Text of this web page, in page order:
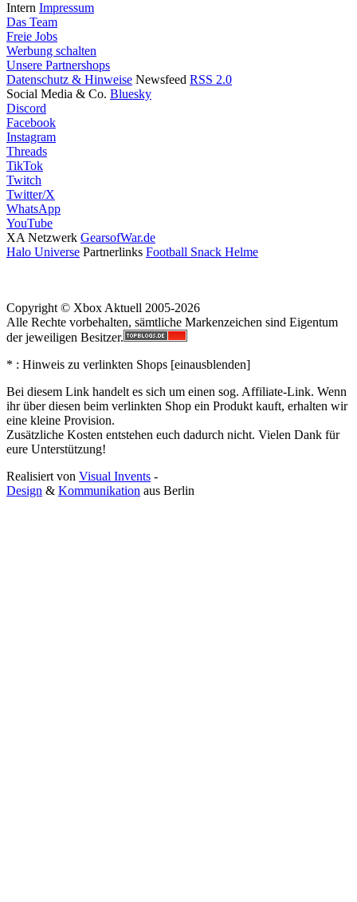
Intern Impressum
Das Team
Freie Jobs
Werbung schalten
Unsere Partnershops
Datenschutz & Hinweise Newsfeed RSS 2.0
Social Media & Co. Bluesky
Discord
Facebook
Instagram
Threads
TikTok
Twitch
Twitter/X
WhatsApp
YouTube
XA Netzwerk GearsofWar.de
Halo Universe Partnerlinks Football Snack Helme
Copyright © Xbox Aktuell 2005-2026
Alle Rechte vorbehalten, sämtliche Markenzeichen sind Eigentum
der jeweiligen Besitzer.
* : Hinweis zu verlinkten Shops [einausblenden]
Bei diesem Link handelt es sich um einen sog. Affiliate-Link. Wenn
ihr über diesen beim verlinkten Shop ein Produkt kauft, erhalten wir
eine kleine Provision.
Zusätzliche Kosten entstehen euch dadurch nicht. Vielen Dank für
eure Unterstützung!
Realisiert von Visual Invents -
Design & Kommunikation aus Berlin